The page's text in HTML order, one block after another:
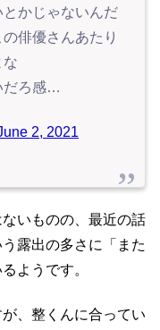
かじゃないんだ
俳優さんあたり
な
だろ感…
2, 2021
いものの、最近の話
露出の多さに「また
ようです。
、整くんに合ってい